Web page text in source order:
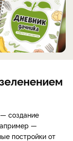
создание
—
постройки от